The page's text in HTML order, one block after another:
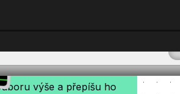
libovolném zvukovém
výše a přepíšu ho